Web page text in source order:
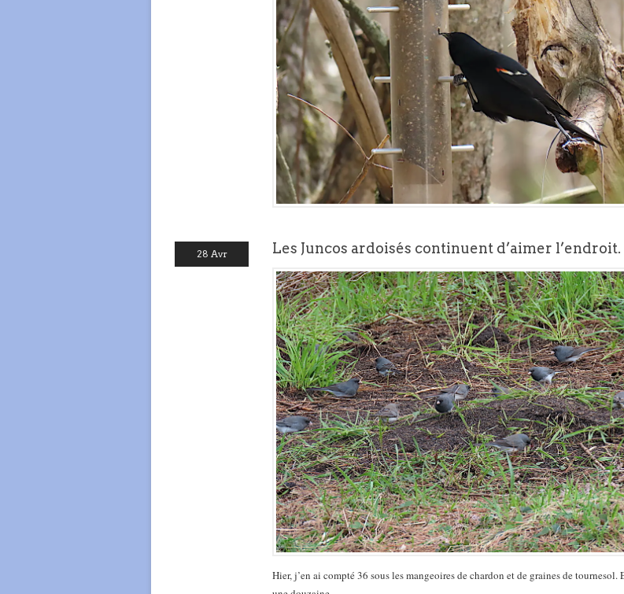
28 Avr Les Juncos ardoisés continuent d’aimer l’endroit.
Hier, j’en ai compté 36 sous les mangeoires de chardon et de graines de tournesol.